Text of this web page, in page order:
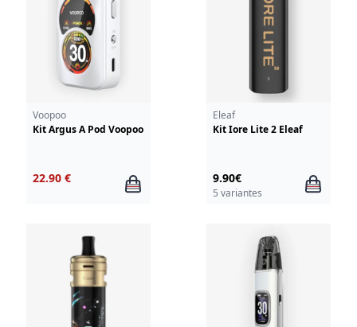
Voopoo
Kit Argus A Pod Voopoo
22.90 €
Eleaf
Kit Iore Lite 2 Eleaf
9.90€
5 variantes